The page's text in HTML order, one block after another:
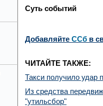
Суть событий
Добавляйте CСб в
ЧИТАЙТЕ ТАКЖЕ:
Такси получило удар
Из средства
"утильсбор"